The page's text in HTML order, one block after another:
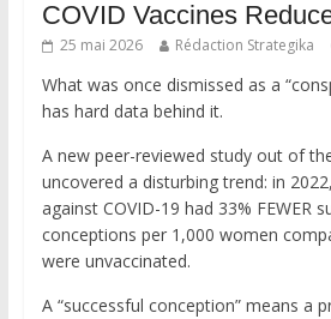
COVID Vaccines
25 mai 2026 Rédaction Strategika
What was once dismissed as a
has hard data behind it.
A new peer-reviewed study out of
uncovered a disturbing trend: in
against COVID-19 had 33% FEWER
conceptions per 1,000 women
were unvaccinated.
A “successful conception” means a